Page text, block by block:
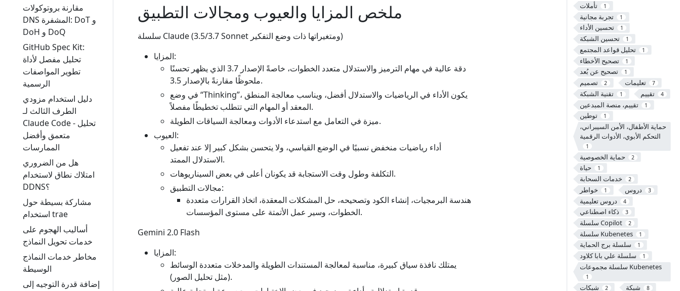
مقارنة بروتوكولات
DNS المشفرة: DoT و
DoH و DoQ
GitHub Spec Kit:
تحليل مفصل لأداة
تطوير المواصفات
الرسمية
دليل استخدام مزودي
الطرف الثالث لـ
Claude Code - تحليل
متعمق وأفضل
الممارسات
هل من الضروري
امتلاك نطاق لاستخدام
DDNS؟
مشاركة بسيطة حول
استخدام trae
أساليب الهجوم على
خدمات تحويل النماذج
مخاطر خدمات النماذج
الوسيطة
إضافة قدرة التوجيه إلى
تأملات 1
تجربة مجانية 1
تحسين الأداء 1
تحسين الشبكة 1
تحليل قواعد المجتمع 1
تصحيح الأخطاء 1
تصحيح عن بُعد 1
تصميم 2 تعليمات 7
تقنية الشبكة 1 تقييم 4
تقييم، منصة المبدعين 1
توطين 1
حماية الأطفال، الأمن السيبراني،
التحكم الأبوي، الأدوات الرقمية
1
حماية الخصوصية 2
حياة 1
خدمات السحابة 2
خواطر 1 دروس 3
دروس تعليمية 4
ذكاء اصطناعي 3
سلسلة Copilot 2
سلسلة Kubenetes 1
سلسلة برج الحماية 1
سلسلة علي بابا كلاود 1
سلسلة مجموعات Kubenetes
1
شبكات 2 شبكة 8
ملخص المزايا والعيوب ومجالات التطبيق
سلسلة Claude (3.5/3.7 Sonnet ومتغيراتها ذات وضع التفكير)
المزايا:
دقة عالية في مهام الترميز والاستدلال متعدد الخطوات، خاصةً الإصدار 3.7 الذي يظهر تحسنًا
ملحوظًا مقارنةً بالإصدار 3.5.
في وضع “Thinking”، يكون الأداء في الرياضيات والاستدلال أفضل، ويناسب معالجة المنطق
المعقد أو المهام التي تتطلب تخطيطًا مفصلاً.
ميزة في التعامل مع استدعاء الأدوات ومعالجة السياقات الطويلة.
العيوب:
أداء رياضيات منخفض نسبيًا في الوضع القياسي، ولا يتحسن بشكل كبير إلا عند تفعيل
الاستدلال الممتد.
التكلفة وطول وقت الاستجابة قد يكونان أعلى في بعض السيناريوهات.
مجالات التطبيق:
هندسة البرمجيات، إنشاء الكود وتصحيحه، حل المشكلات المعقدة، اتخاذ القرارات متعددة
الخطوات، وسير عمل الأتمتة على مستوى المؤسسات.
Gemini 2.0 Flash
المزايا:
يمتلك نافذة سياق كبيرة، مناسبة لمعالجة المستندات الطويلة والمدخلات متعددة الوسائط
(مثل تحليل الصور).